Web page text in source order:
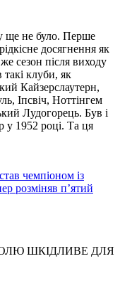
ще не було. Перше
досягнення як
сезон після виходу
клуби, як
Кайзерслаутерн,
Іпсвіч, Ноттінгем
Лудогорець. Був і
у 1952 році. Та ця
чемпіоном із
розміняв п’ятий
ШКІДЛИВЕ ДЛЯ